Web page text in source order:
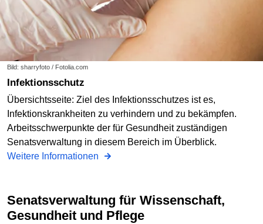
Bild: sharryfoto / Fotolia.com
Infektionsschutz
Übersichtsseite: Ziel des Infektionsschutzes ist es,
Infektionskrankheiten zu verhindern und zu bekämpfen.
Arbeitsschwerpunkte der für Gesundheit zuständigen
Senatsverwaltung in diesem Bereich im Überblick.
Weitere Informationen
Senatsverwaltung für Wissenschaft,
Gesundheit und Pflege